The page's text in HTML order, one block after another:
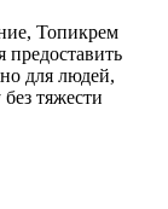
Топикрем
для людей,
тяжести